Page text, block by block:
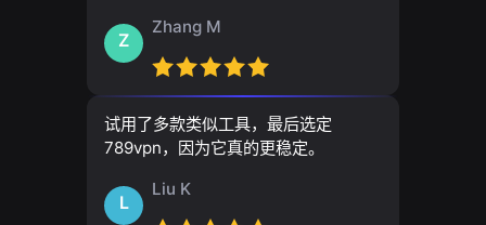
Z
Zhang M
试用了多款类似工具，最后选定
789vpn，因为它真的更稳定。
L
Liu K